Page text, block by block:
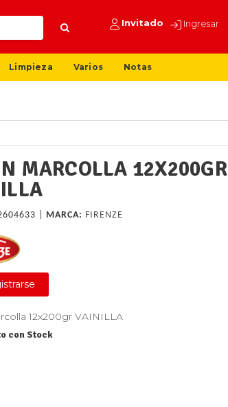
Invitado Ingresar
Limpieza Varios Notas
MARCOLLA 12X200GR
| MARCA: FIRENZE
12x200gr VAINILLA
con Stock